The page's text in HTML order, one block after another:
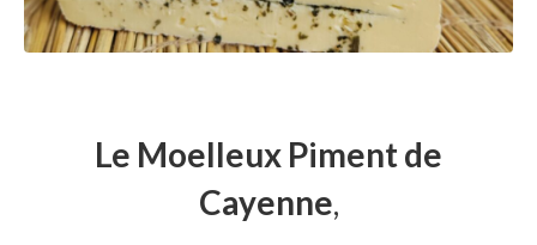
Le Moelleux Piment de
Cayenne,